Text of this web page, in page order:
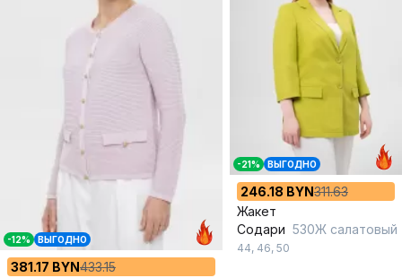
-12% ВЫГОДНО
381.17 BYN433.15
-21% ВЫГОДНО
246.18 BYN311.63
Жакет
Содари 530Ж салатовый
44, 46, 50